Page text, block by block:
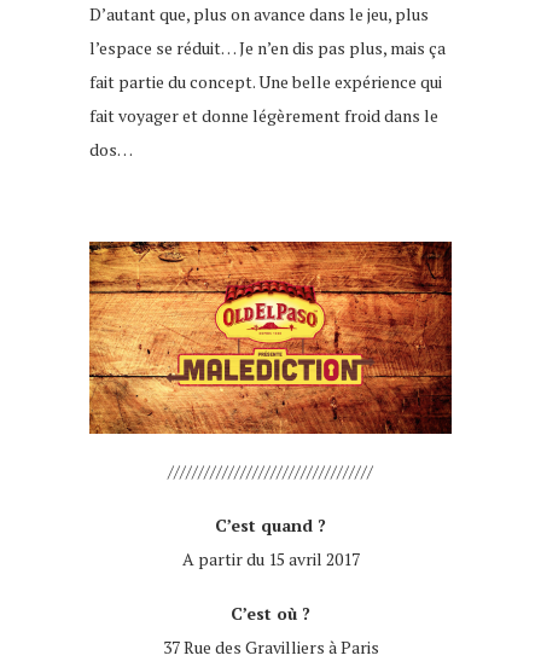
D’autant que, plus on avance dans le jeu, plus
l’espace se réduit… Je n’en dis pas plus, mais ça
fait partie du concept. Une belle expérience qui
fait voyager et donne légèrement froid dans le
dos…
//////////////////////////////////
C’est quand ?
A partir du 15 avril 2017
C’est où ?
37 Rue des Gravilliers à Paris